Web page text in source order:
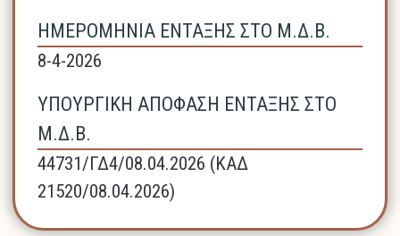
ΗΜΕΡΟΜΗΝΙΑ ΕΝΤΑΞΗΣ ΣΤΟ Μ.Δ.Β.
8-4-2026
ΥΠΟΥΡΓΙΚΗ ΑΠΟΦΑΣΗ ΕΝΤΑΞΗΣ ΣΤΟ
Μ.Δ.Β.
44731/ΓΔ4/08.04.2026 (ΚΑΔ
21520/08.04.2026)